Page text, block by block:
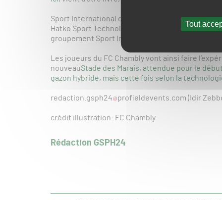
Tout
Sport International qui, pour rappel, est le
Hatko Sport Technologies. L’opération a été
groupement Sport International).
Les joueurs du FC Chambly vont ainsi faire
nouveauStade des Marais, attendue pour le
gazon hybride, mais cette fois selon la
redaction.gsph24 profieldevents.com (Idir
crédit illustration: FC Chambly
Rédaction GSPH24